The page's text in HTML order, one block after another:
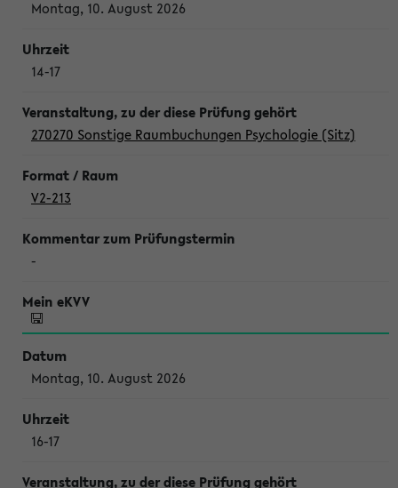
Montag, 10. August 2026
14-17
270270 Sonstige Raumbuchungen Psychologie (Sitz)
V2-213
-
Montag, 10. August 2026
16-17